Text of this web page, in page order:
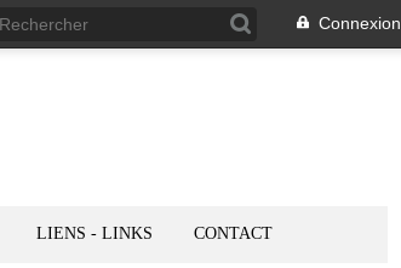
Connexion
LIENS - LINKS CONTACT